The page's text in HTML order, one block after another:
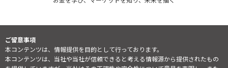
ご留意事項
本コンテンツは、情報提供を目的として行っております。
本コンテンツは、当社や当社が信頼できると考える情報源から提供されたもの